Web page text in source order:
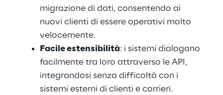
migrazione di dati, consentendo ai
nuovi clienti di essere operativi molto
velocemente.
Facile estensibilità: i sistemi dialogano
facilmente tra loro attraverso le API,
integrandosi senza difficoltà con i
sistemi esterni di clienti e corrieri.